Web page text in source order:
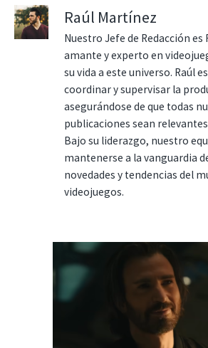
Raúl Martínez
Nuestro Jefe de Redacción es
amante y experto en
su vida a este universo. Raúl
coordinar y supervisar la
asegurándose de que todas
publicaciones sean
Bajo su liderazgo, nuestro
mantenerse a la vanguardia
novedades y tendencias del
videojuegos.